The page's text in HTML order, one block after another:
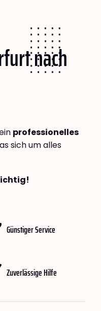
nach
professionelles
sich um alles
Günstiger Service
Zuverlässige Hilfe